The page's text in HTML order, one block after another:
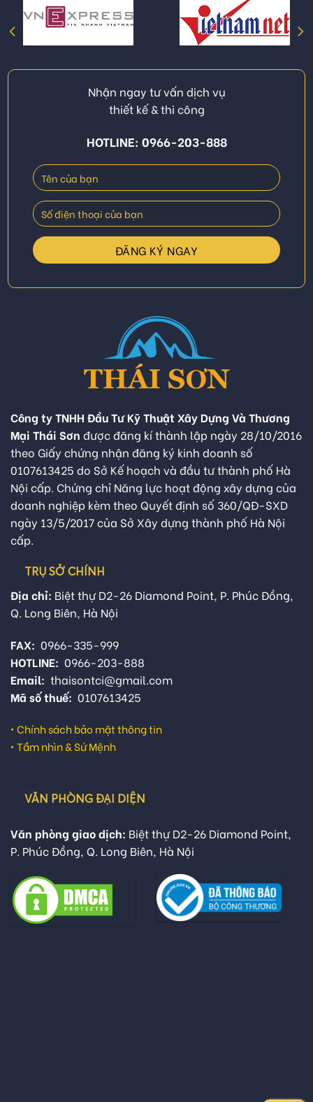
Nhận ngay tư vấn dịch vụ
thiết kế & thi công
HOTLINE: 0966-203-888
Công ty TNHH Đầu Tư Kỹ Thuật Xây Dựng Và Thương
Mại Thái Sơn được đăng kí thành lập ngày 28/10/2016
theo Giấy chứng nhận đăng ký kinh doanh số
0107613425 do Sở Kế hoạch và đầu tư thành phố Hà
Nội cấp. Chứng chỉ Năng lực hoạt động xây dựng của
doanh nghiệp kèm theo Quyết định số 360/QĐ-SXD
ngày 13/5/2017 của Sở Xây dựng thành phố Hà Nội
cấp.
TRỤ SỞ CHÍNH
Địa chỉ: Biệt thự D2-26 Diamond Point, P. Phúc Đồng,
Q. Long Biên, Hà Nội
FAX: 0966-335-999
HOTLINE: 0966-203-888
Email: thaisontci@gmail.com
Mã số thuế: 0107613425
• Chính sách bảo mật thông tin
• Tầm nhìn & Sứ Mệnh
VĂN PHÒNG ĐẠI DIỆN
Văn phòng giao dịch: Biệt thự D2-26 Diamond Point,
P. Phúc Đồng, Q. Long Biên, Hà Nội